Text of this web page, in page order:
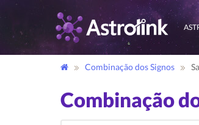
Combinação dos Signos
Combinação